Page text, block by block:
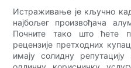
Истраживање је кључно
најбољег произвођача
Почните тако што ћете
рецензије претходних
имају солидну